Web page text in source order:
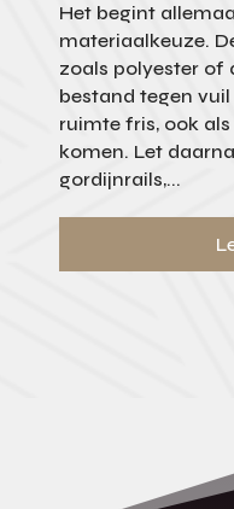
Het begint
materiaalkeuze.
zoals polyester of
bestand tegen
ruimte fris, ook
komen. Let
gordijnrails,...